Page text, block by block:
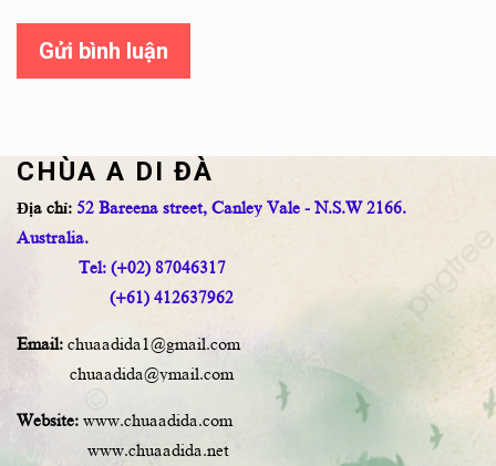
Gửi bình luận
CHÙA A DI ĐÀ
Địa chỉ: 52 Bareena street, Canley Vale - N.S.W 2166.
Australia.
Tel: (+02) 87046317
(+61) 412637962
Email: chuaadida1@gmail.com
chuaadida@ymail.com
Website: www.chuaadida.com
www.chuaadida.net